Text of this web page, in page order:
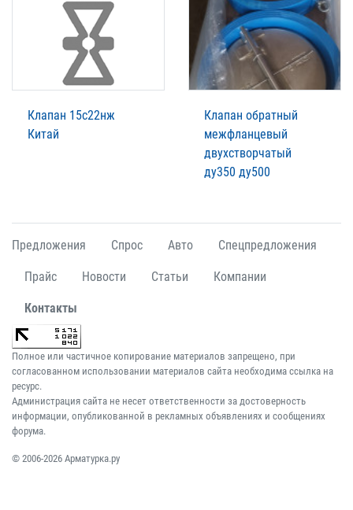
Клапан 15с22нж
Китай
Клапан обратный
межфланцевый
двухстворчатый
ду350 ду500
Предложения Спрос Авто Спецпредложения
Прайс Новости Статьи Компании
Контакты
Полное или частичное копирование материалов запрещено, при
согласованном использовании материалов сайта необходима ссылка на
ресурс.
Администрация сайта не несет ответственности за достоверность
информации, опубликованной в рекламных объявлениях и сообщениях
форума.
© 2006-2026 Арматурка.ру